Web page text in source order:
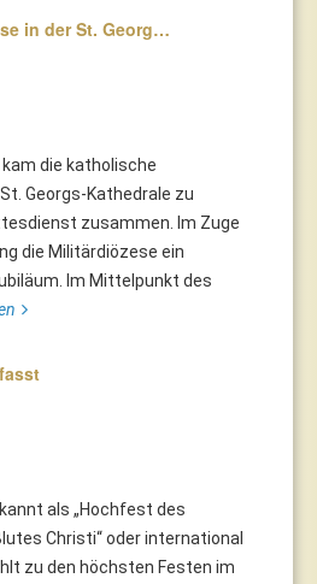
in der St. Georg…
die katholische
Georgs-Kathedrale zu
zusammen. Im Zuge
die Militärdiözese ein
Im Mittelpunkt des
als „Hochfest des
Christi“ oder international
zu den höchsten Festen im